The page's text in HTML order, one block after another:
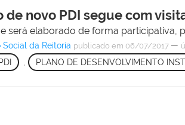
de novo PDI segue com
será elaborado de forma participativa,
da Reitoria publicado em 06/07/2017 —
PDI PLANO DE DESENVOLVIMENTO